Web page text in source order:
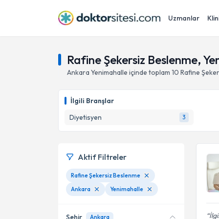
Uzmanlar
Rafine Şekersiz Beslenme,
Ankara Yenimahalle içinde toplam 10 Rafine
İlgili Branşlar
Diyetisyen
3
Aktif Filtreler
Rafine Şekersiz Beslenme
Ankara
Yenimahalle
Şehir Ankara